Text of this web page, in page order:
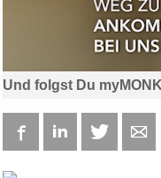
Und folgst Du
FacebookLinkedIn Twitter